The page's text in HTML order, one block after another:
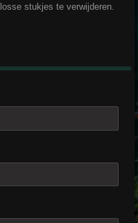
losse stukjes te verwijderen.